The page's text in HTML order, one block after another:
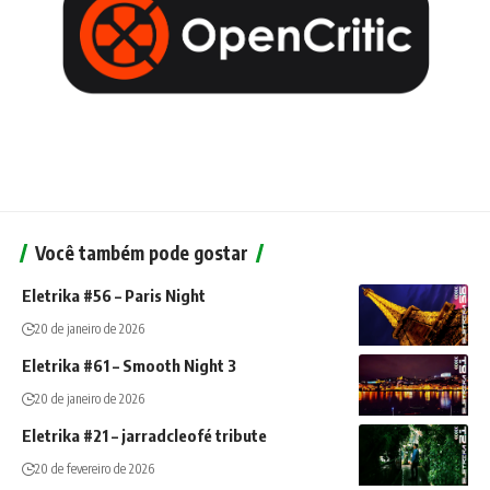
Você também pode gostar
Eletrika #56 – Paris Night
20 de janeiro de 2026
Eletrika #61 – Smooth Night 3
20 de janeiro de 2026
Eletrika #21 – jarradcleofé tribute
20 de fevereiro de 2026